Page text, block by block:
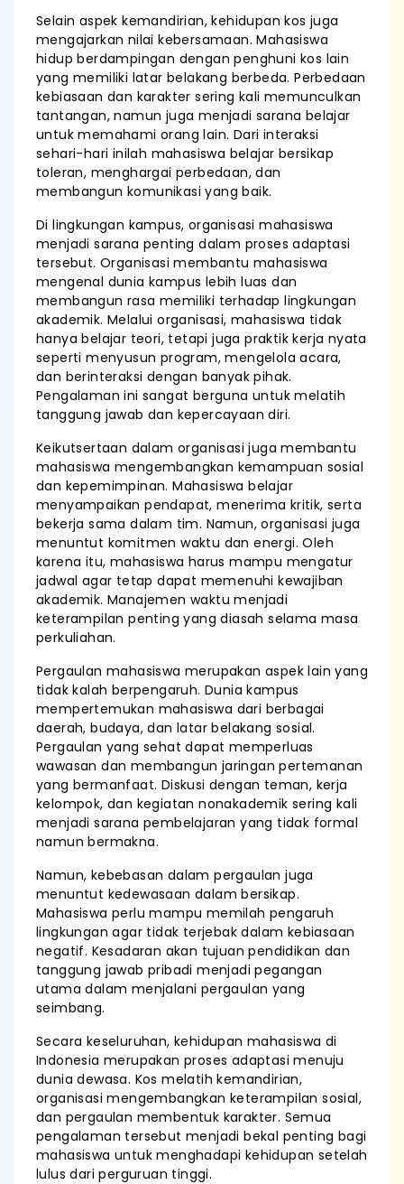
Selain aspek kemandirian, kehidupan kos juga
mengajarkan nilai kebersamaan. Mahasiswa
hidup berdampingan dengan penghuni kos lain
yang memiliki latar belakang berbeda. Perbedaan
kebiasaan dan karakter sering kali memunculkan
tantangan, namun juga menjadi sarana belajar
untuk memahami orang lain. Dari interaksi
sehari-hari inilah mahasiswa belajar bersikap
toleran, menghargai perbedaan, dan
membangun komunikasi yang baik.
Di lingkungan kampus, organisasi mahasiswa
menjadi sarana penting dalam proses adaptasi
tersebut. Organisasi membantu mahasiswa
mengenal dunia kampus lebih luas dan
membangun rasa memiliki terhadap lingkungan
akademik. Melalui organisasi, mahasiswa tidak
hanya belajar teori, tetapi juga praktik kerja nyata
seperti menyusun program, mengelola acara,
dan berinteraksi dengan banyak pihak.
Pengalaman ini sangat berguna untuk melatih
tanggung jawab dan kepercayaan diri.
Keikutsertaan dalam organisasi juga membantu
mahasiswa mengembangkan kemampuan sosial
dan kepemimpinan. Mahasiswa belajar
menyampaikan pendapat, menerima kritik, serta
bekerja sama dalam tim. Namun, organisasi juga
menuntut komitmen waktu dan energi. Oleh
karena itu, mahasiswa harus mampu mengatur
jadwal agar tetap dapat memenuhi kewajiban
akademik. Manajemen waktu menjadi
keterampilan penting yang diasah selama masa
perkuliahan.
Pergaulan mahasiswa merupakan aspek lain yang
tidak kalah berpengaruh. Dunia kampus
mempertemukan mahasiswa dari berbagai
daerah, budaya, dan latar belakang sosial.
Pergaulan yang sehat dapat memperluas
wawasan dan membangun jaringan pertemanan
yang bermanfaat. Diskusi dengan teman, kerja
kelompok, dan kegiatan nonakademik sering kali
menjadi sarana pembelajaran yang tidak formal
namun bermakna.
Namun, kebebasan dalam pergaulan juga
menuntut kedewasaan dalam bersikap.
Mahasiswa perlu mampu memilah pengaruh
lingkungan agar tidak terjebak dalam kebiasaan
negatif. Kesadaran akan tujuan pendidikan dan
tanggung jawab pribadi menjadi pegangan
utama dalam menjalani pergaulan yang
seimbang.
Secara keseluruhan, kehidupan mahasiswa di
Indonesia merupakan proses adaptasi menuju
dunia dewasa. Kos melatih kemandirian,
organisasi mengembangkan keterampilan sosial,
dan pergaulan membentuk karakter. Semua
pengalaman tersebut menjadi bekal penting bagi
mahasiswa untuk menghadapi kehidupan setelah
lulus dari perguruan tinggi.